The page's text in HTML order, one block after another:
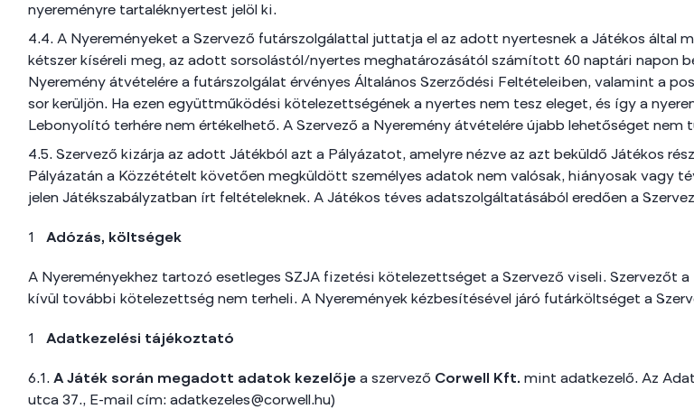
nyereményre tartaléknyertest jelöl ki.
4.4. A Nyereményeket a Szervező futárszolgálattal juttatja el az adott nyertesnek a Játékos által
kétszer kíséreli meg, az adott sorsolástól/nyertes meghatározásától számított 60 naptári napon
Nyeremény átvételére a futárszolgálat érvényes Általános Szerződési Feltételeiben, valamint a
sor kerüljön. Ha ezen együttműködési kötelezettségének a nyertes nem tesz eleget, és így a
Lebonyolító terhére nem értékelhető. A Szervező a Nyeremény átvételére újabb lehetőséget
4.5. Szervező kizárja az adott Játékból azt a Pályázatot, amelyre nézve az azt beküldő Játékos
Pályázatán a Közzétételt követően megküldött személyes adatok nem valósak, hiányosak vagy
jelen Játékszabályzatban írt feltételeknek. A Játékos téves adatszolgáltatásából eredően a
Adózás, költségek
A Nyereményekhez tartozó esetleges SZJA fizetési kötelezettséget a Szervező viseli. Szervezőt
kívül további kötelezettség nem terheli. A Nyeremények kézbesítésével járó futárköltséget a
Adatkezelési tájékoztató
6.1. A Játék során megadott adatok kezelőjea szervező Corwell Kft. mint adatkezelő. Az
utca 37., E-mail cím: adatkezeles@corwell.hu)